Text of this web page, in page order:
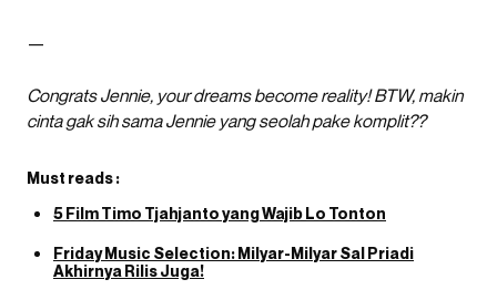
—
Congrats Jennie, your dreams become reality! BTW, makin
cinta gak sih sama Jennie yang seolah pake komplit??
Must reads :
5 Film Timo Tjahjanto yang Wajib Lo Tonton
Friday Music Selection: Milyar-Milyar Sal Priadi
Akhirnya Rilis Juga!